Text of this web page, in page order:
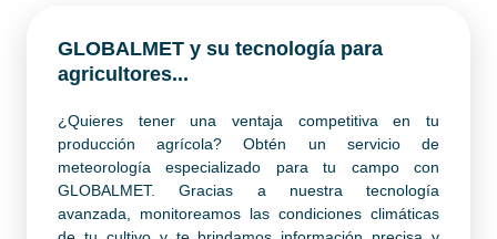
GLOBALMET y su tecnología para
agricultores...
¿Quieres tener una ventaja competitiva en tu
producción agrícola? Obtén un servicio de
meteorología especializado para tu campo con
GLOBALMET. Gracias a nuestra tecnología
avanzada, monitoreamos las condiciones climáticas